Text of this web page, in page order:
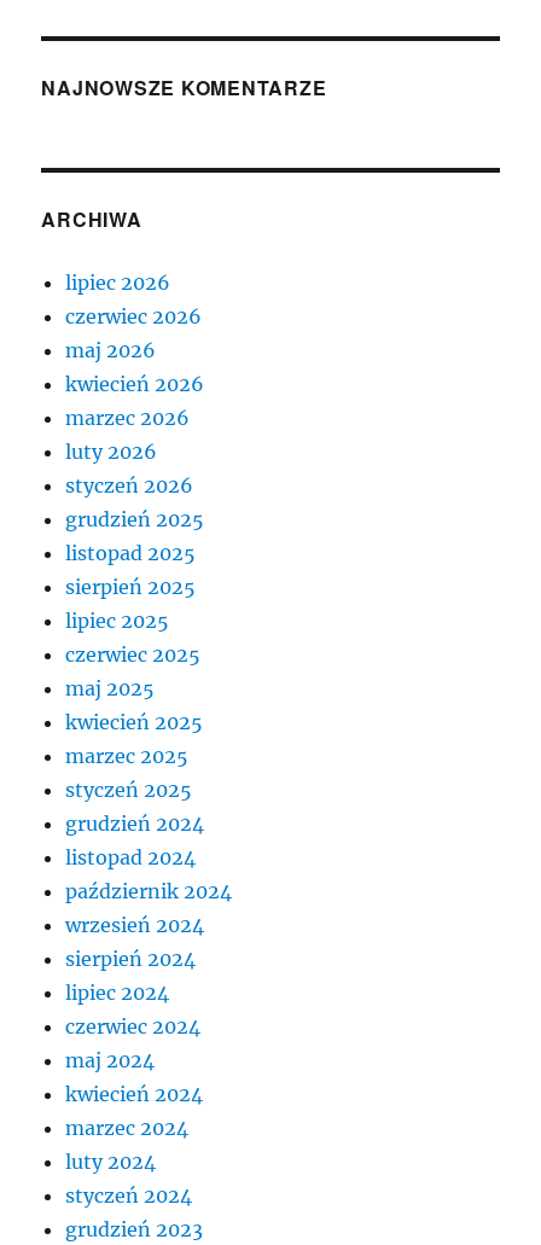
NAJNOWSZE KOMENTARZE
ARCHIWA
lipiec 2026
czerwiec 2026
maj 2026
kwiecień 2026
marzec 2026
luty 2026
styczeń 2026
grudzień 2025
listopad 2025
sierpień 2025
lipiec 2025
czerwiec 2025
maj 2025
kwiecień 2025
marzec 2025
styczeń 2025
grudzień 2024
listopad 2024
październik 2024
wrzesień 2024
sierpień 2024
lipiec 2024
czerwiec 2024
maj 2024
kwiecień 2024
marzec 2024
luty 2024
styczeń 2024
grudzień 2023